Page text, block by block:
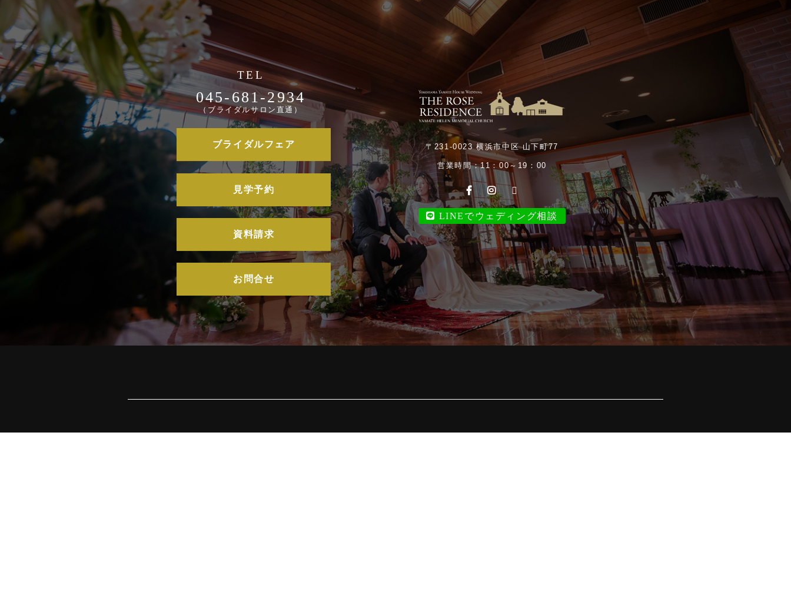
045-681-2934
（ブライダルサロン直通）
ブライダルフェア
見学予約
資料請求
お問合せ
〒231-0023 横浜市中区 山下町77
営業時間：11：00～19：00
LINEでウェディング相談